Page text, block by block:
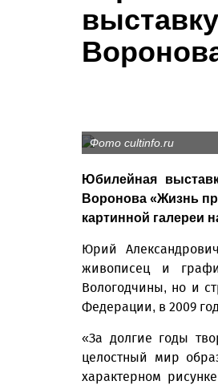
Фото cultinfo.ru
Юбилейная
Воронова «Жизнь
картинной галереи
Юрий
живописец и
Вологодчины, но и
Федерации, в 2009
«За долгие годы
целостный мир
характерном